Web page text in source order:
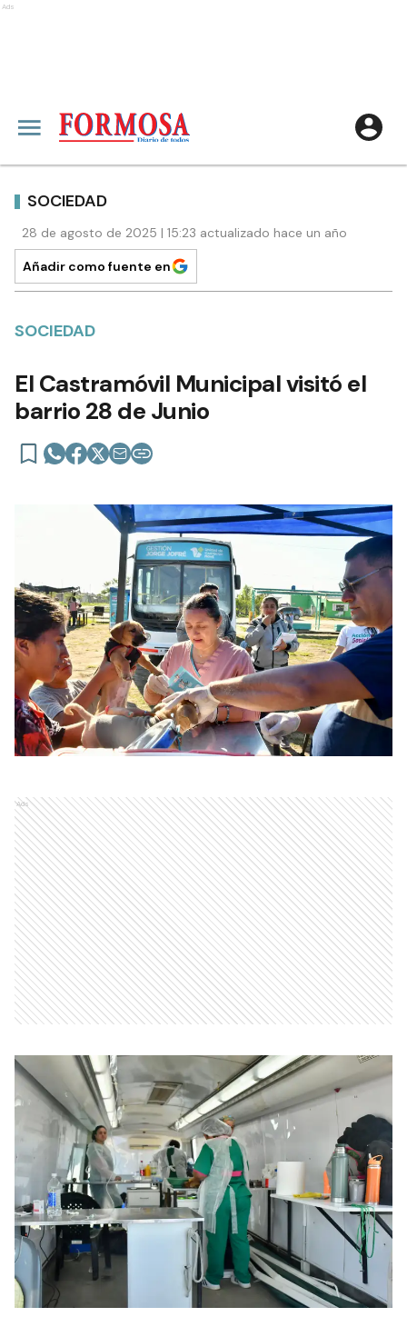
Ads
SOCIEDAD
28 de agosto de 2025 | 15:23 actualizado hace un año
Añadir como fuente en
SOCIEDAD
El Castramóvil Municipal visitó el
barrio 28 de Junio
Ads